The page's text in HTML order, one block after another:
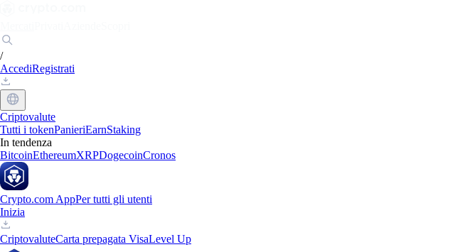
/
AccediRegistrati
Criptovalute
Tutti i tokenPanieriEarnStaking
In tendenza
BitcoinEthereumXRPDogecoinCronos
Crypto.com AppPer tutti gli utenti
Inizia
CriptovaluteCarta prepagata VisaLevel Up